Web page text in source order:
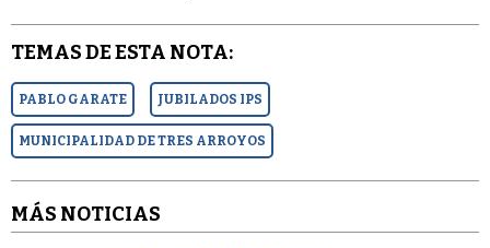
TEMAS DE ESTA NOTA:
PABLO GARATE JUBILADOS IPS
MUNICIPALIDAD DE TRES ARROYOS
MÁS NOTICIAS